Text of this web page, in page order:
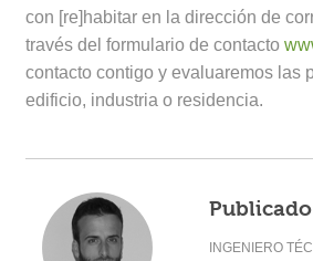
con [re]habitar en la dirección de
través del formulario de contacto
contacto contigo y evaluaremos las
edificio, industria o residencia.
INGENIERO